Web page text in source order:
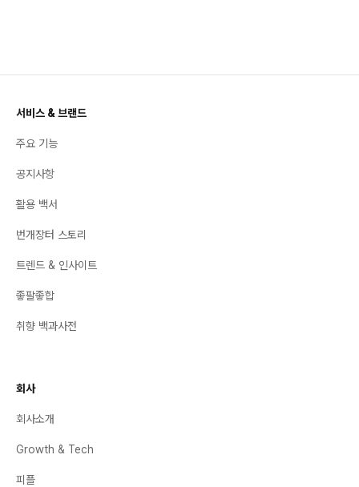
서비스 & 브랜드
주요 기능
공지사항
활용 백서
번개장터 스토리
트렌드 & 인사이트
좋팔좋합
취향 백과사전
회사
회사소개
Growth & Tech
피플